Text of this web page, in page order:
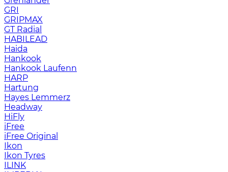
GRI
GRIPMAX
GT Radial
HABILEAD
Haida
Hankook
Hankook Laufenn
HARP
Hartung
Hayes Lemmerz
Headway
HiFly
iFree
iFree Original
Ikon
Ikon Tyres
ILINK